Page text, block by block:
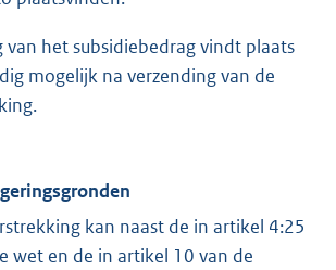
van het subsidiebedrag vindt plaats
mogelijk na verzending van de
kan naast de in artikel 4:25
wet en de in artikel 10 van de